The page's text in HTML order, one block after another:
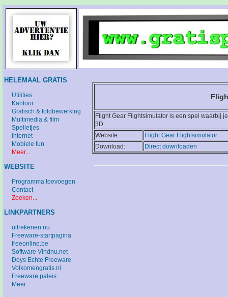
Flight Gear Flightsimulator is een spel waarbij
3D.
Website:
Flight Gear Flightsimulator
Download:
Direct downloaden
HELEMAAL GRATIS
Utilities
Kantoor
Grafisch & fotobewerking
Multimedia & film
Spelletjes
Internet
Mobiele fun
Meer...
WEBSITE
Programma toevoegen
Contact
Zoeken...
LINKPARTNERS
uitrekenen.nu
Freeware-startpagina
freeonline.be
Software Vindnu.net
Doys Echte Freeware
Volkomengratis.nl
Freeware paleis
Meer...